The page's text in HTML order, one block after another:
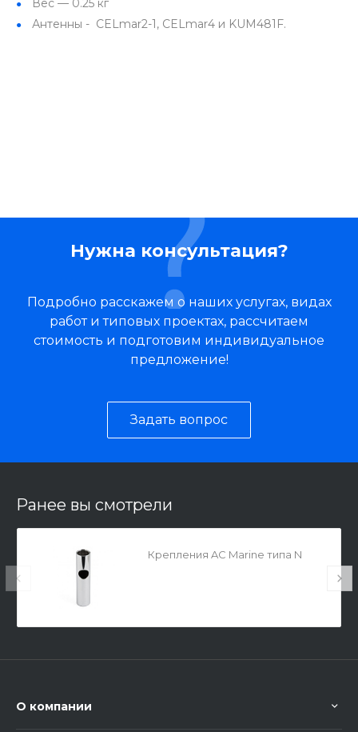
Вес — 0.25 кг
Антенны - CELmar2-1, CELmar4 и KUM481F.
Нужна консультация?
Подробно расскажем о наших услугах, видах
работ и типовых проектах, рассчитаем
стоимость и подготовим индивидуальное
предложение!
Задать вопрос
Ранее вы смотрели
Крепления AC Marine типа N
О компании